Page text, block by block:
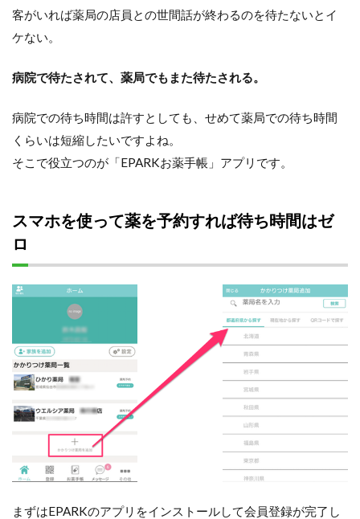
客がいれば薬局の店員との世間話が終わるのを待たないとイ
ケない。
病院で待たされて、薬局でもまた待たされる。
病院での待ち時間は許すとしても、せめて薬局での待ち時間
くらいは短縮したいですよね。
そこで役立つのが「EPARKお薬手帳」アプリです。
スマホを使って薬を予約すれば待ち時間はゼ
ロ
まずはEPARKのアプリをインストールして会員登録が完了し